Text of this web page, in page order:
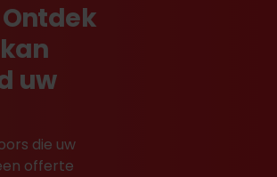
uw
die uw
offerte